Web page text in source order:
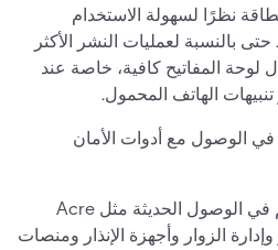
نظرًا لسهولة الاستخدام
بالنسبة لعمليات النشر الأكثر
لوحة المفاتيح كافية، خاصة عند
الهاتف المحمول.
الوصول مع أدوات الأمان
نعم. تم تصميم أنظمة التحكم في الوصول الحديثة مثل Acre
الزوار وأجهزة الإنذار ومنصات